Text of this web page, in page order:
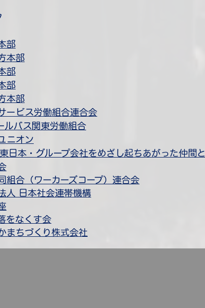
部​
本部
部
部
本部
ービス労働組合連合会
ルバス関東労働組合
ニオン
日本・グループ会社をめざし起ちあがった仲間と
組合（ワーカーズコープ）連合会
人 日本社会連帯機構
をなくす会
まちづくり株式会社